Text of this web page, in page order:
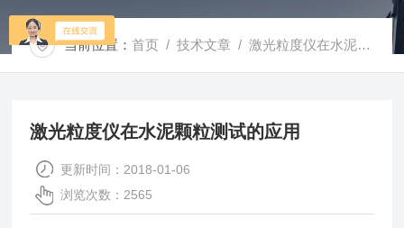
当前位置：首页 /技术文章 / 激光粒度仪在水泥颗粒测试的应用
激光粒度仪在水泥颗粒测试的应用
更新时间：2018-01-06
浏览次数：2565